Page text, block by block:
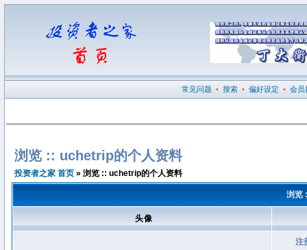
常见问题 • 搜索 • 偏好设定 • 会员
浏览 :: uchetrip的个人资料
投资者之家 首页 » 浏览 :: uchetrip的个人资料
浏览
头像
注